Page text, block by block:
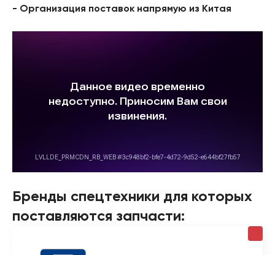
- Организация поставок напрямую из Китая
Бренды спецтехники для которых
поставляются запчасти: